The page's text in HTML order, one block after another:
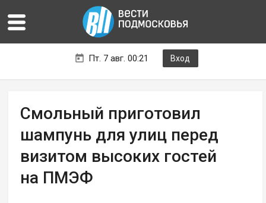
Пт. 7 авг. 00:21 Вход
Смольный приготовил
шампунь для улиц перед
визитом высоких гостей
на ПМЭФ